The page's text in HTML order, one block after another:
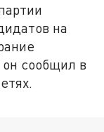
на
сообщил в